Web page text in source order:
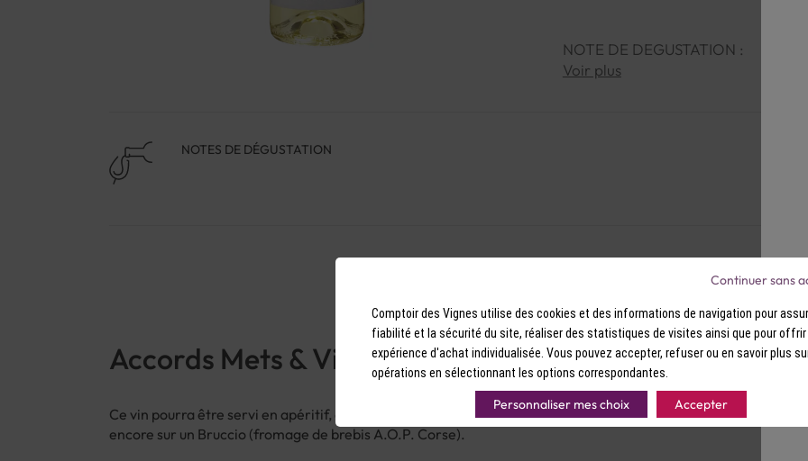
NOTE DE DEGUSTATION :
Voir plus
NOTES DE DÉGUSTATION
Accords Mets & Vins
Ce vin pourra être servi en apéritif, avec une assiette de charcuteries Corse bien entendu, des poissons grillés
encore sur un Bruccio (fromage de brebis A.O.P. Corse).
Comptoir des Vignes utilise des cookies et des informations de navigation pour
fiabilité et la sécurité du site, réaliser des statistiques de visites ainsi que pour offrir
expérience d'achat individualisée. Vous pouvez accepter, refuser ou en savoir plus
opérations en sélectionnant les options correspondantes.
Personnaliser mes choix Accepter
Continuer sans